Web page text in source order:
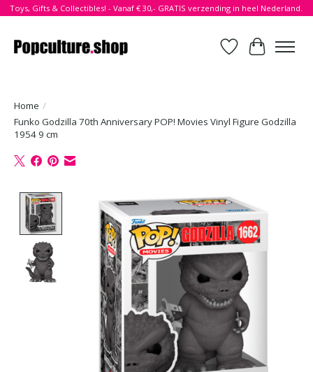
Toys, Gifts & Collectibles! - Vanaf € 30,- GRATIS verzending in heel Nederland.
Verlanglijst
Home /
Funko Godzilla 70th Anniversary POP! Movies Vinyl Figure Godzilla
1954 9 cm
Product image slideshow Items